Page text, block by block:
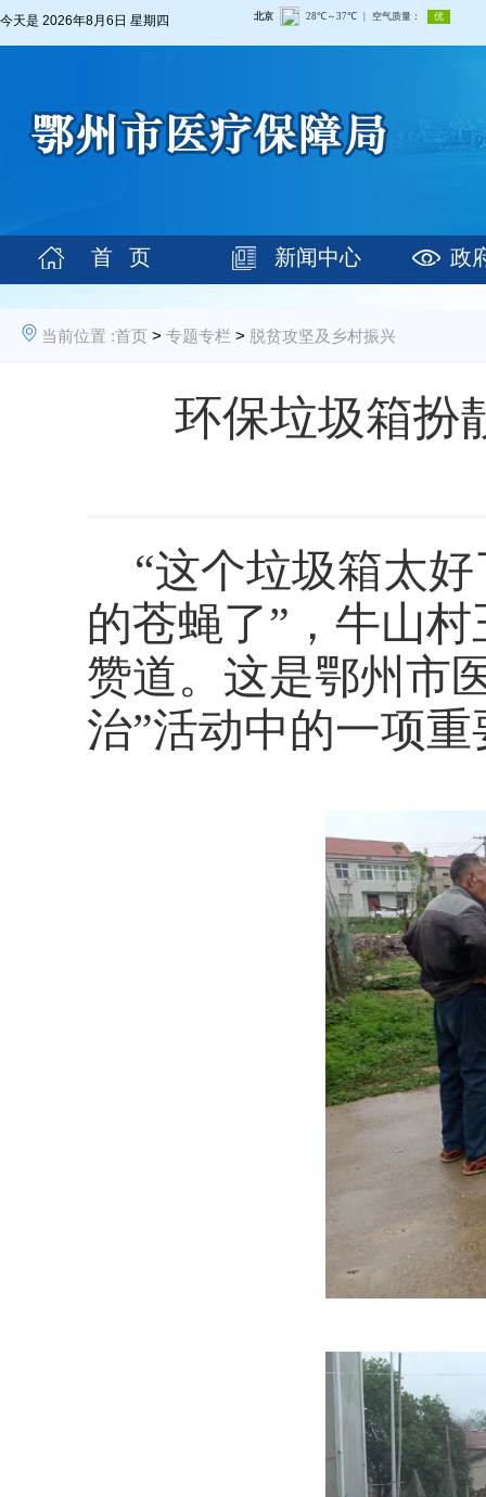
今天是 2026年8月6日 星期四
首 页 新闻中心 政
当前位置 :首页 > 专题专栏 > 脱贫攻坚及乡村振兴
环保垃圾箱扮
“这个垃圾箱太好
的苍蝇了”，牛山
赞道。这是鄂州市
治”活动中的一项